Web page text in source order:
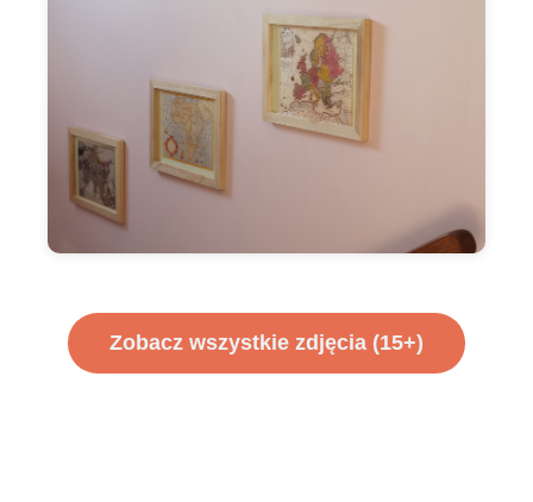
Zobacz wszystkie zdjęcia (15+)